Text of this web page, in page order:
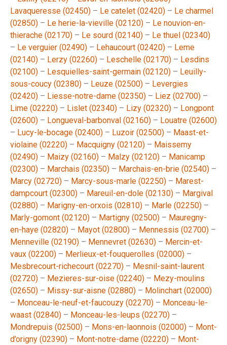
Lavaqueresse (02450) – Le catelet (02420) – Le charmel
(02850) – Le herie-la-vieville (02120) – Le nouvion-en-
thierache (02170) – Le sourd (02140) – Le thuel (02340)
– Le verguier (02490) – Lehaucourt (02420) – Leme
(02140) – Lerzy (02260) – Leschelle (02170) – Lesdins
(02100) – Lesquielles-saint-germain (02120) – Leuilly-
sous-coucy (02380) – Leuze (02500) – Levergies
(02420) – Liesse-notre-dame (02350) – Liez (02700) –
Lime (02220) – Lislet (02340) – Lizy (02320) – Longpont
(02600) – Longueval-barbonval (02160) – Louatre (02600)
– Lucy-le-bocage (02400) – Luzoir (02500) – Maast-et-
violaine (02220) – Macquigny (02120) – Maissemy
(02490) – Maizy (02160) – Malzy (02120) – Manicamp
(02300) – Marchais (02350) – Marchais-en-brie (02540) –
Marcy (02720) – Marcy-sous-marle (02250) – Marest-
dampcourt (02300) – Mareuil-en-dole (02130) – Margival
(02880) – Marigny-en-orxois (02810) – Marle (02250) –
Marly-gomont (02120) – Martigny (02500) – Mauregny-
en-haye (02820) – Mayot (02800) – Mennessis (02700) –
Menneville (02190) – Mennevret (02630) – Mercin-et-
vaux (02200) – Merlieux-et-fouquerolles (02000) –
Mesbrecourt-richecourt (02270) – Mesnil-saint-laurent
(02720) – Mezieres-sur-oise (02240) – Mezy-moulins
(02650) – Missy-sur-aisne (02880) – Molinchart (02000)
– Monceau-le-neuf-et-faucouzy (02270) – Monceau-le-
waast (02840) – Monceau-les-leups (02270) –
Mondrepuis (02500) – Mons-en-laonnois (02000) – Mont-
d’origny (02390) – Mont-notre-dame (02220) – Mont-